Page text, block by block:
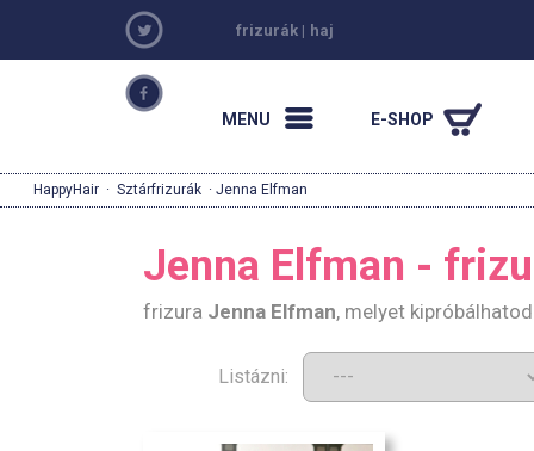
frizurák | haj
MENU E-SHOP
HappyHair · Sztárfrizurák · Jenna Elfman
Jenna Elfman -
frizura Jenna Elfman, melyet
Listázni: